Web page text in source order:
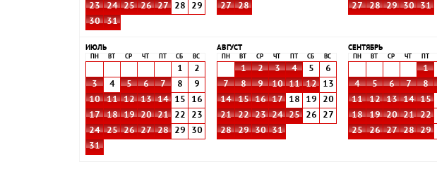
23
24 25 26 27 28
29
30
31
27
28
27
28 29 30 31
ИЮЛЬ
ПН ВТ СР ЧТ СБ ВС
1
2
3
4 5 6 7 8
9
10
11 12 13 14 15
16
17
18 19 20 21 22
23
24
25 26 27 28 29
30
31
АВГУСТ
ПН ВТ СР ЧТ СБ ВС
1 2 3 4 5
6
7
8 9 10 11 12
13
14
15 16 17 18 19
20
21
22 23 24 25 26
27
28
29 30 31
СЕНТЯБРЬ
ПН ВТ СР ЧТ
1
4
5 6 7 8
11
12 13 14 15
18
19 20 21 22
25
26 27 28 29